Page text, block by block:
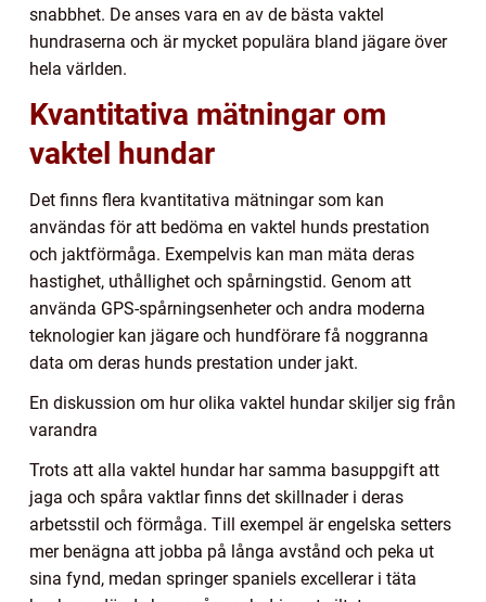
snabbhet. De anses vara en av de bästa vaktel
hundraserna och är mycket populära bland jägare över
hela världen.
Kvantitativa mätningar om
vaktel hundar
Det finns flera kvantitativa mätningar som kan
användas för att bedöma en vaktel hunds prestation
och jaktförmåga. Exempelvis kan man mäta deras
hastighet, uthållighet och spårningstid. Genom att
använda GPS-spårningsenheter och andra moderna
teknologier kan jägare och hundförare få noggranna
data om deras hunds prestation under jakt.
En diskussion om hur olika vaktel hundar skiljer sig från
varandra
Trots att alla vaktel hundar har samma basuppgift att
jaga och spåra vaktlar finns det skillnader i deras
arbetsstil och förmåga. Till exempel är engelska setters
mer benägna att jobba på långa avstånd och peka ut
sina fynd, medan springer spaniels excellerar i täta